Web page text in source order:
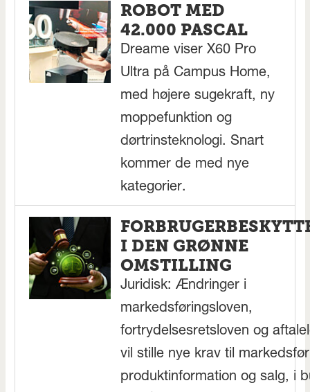
ROBOT MED
42.000 PASCAL
Dreame viser X60 Pro
Ultra på Campus Home,
med højere sugekraft, ny
moppefunktion og
dørtrinsteknologi. Snart
kommer de med nye
kategorier.
I DEN GRØNNE
OMSTILLING
Juridisk: Ændringer i
markedsføringsloven,
fortrydelsesretsloven og
vil stille nye krav til
produktinformation og salg, i